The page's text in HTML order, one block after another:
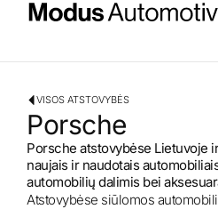
VISOS ATSTOVYBĖS
Porsche
Porsche atstovybėse Lietuvoje
naujais ir naudotais
automobilių dalimis bei
Atstovybėse siūlomos